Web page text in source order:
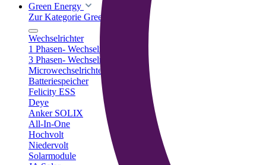
Green Energy
Zur Kategorie Green Energy
Wechselrichter
1 Phasen- Wechselrichter
3 Phasen- Wechselrichter
Microwechselrichter
Batteriespeicher
Felicity ESS
Deye
Anker SOLIX
All-In-One
Hochvolt
Niedervolt
Solarmodule